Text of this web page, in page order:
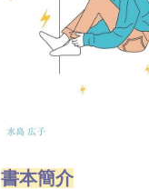
書本簡介